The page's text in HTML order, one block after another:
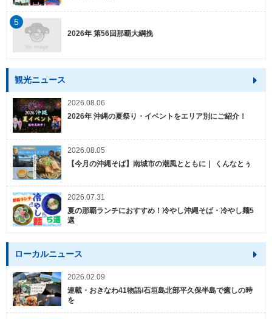
2026年 第56回那覇大綱挽
5
観光ニュース
2026.08.06
2026年 沖縄の夏祭り・イベントをエリア別にご紹介！
2026.08.05
【今月の沖縄そば】南城市の潮風とともに｜ くんなとぅ
2026.07.31
夏の那覇ランチにおすすめ！冷やし沖縄そば・冷やし麺5
選
ローカルニュース
2026.02.09
連載・おきなわ41物語/石垣島北部平久保半島で癒しの時
を